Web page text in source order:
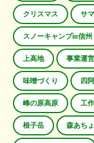
クリスマス サ
スノーキャンプin信州
上高地 事業運営
味噌づくり 四
峰の原高原 工作
根子岳 森あち